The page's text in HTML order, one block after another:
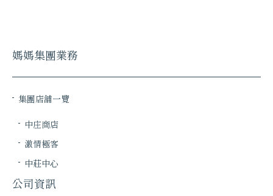
媽媽集團業務
集團店舖一覽
中庄商店
激情極客
中莊中心
公司資訊